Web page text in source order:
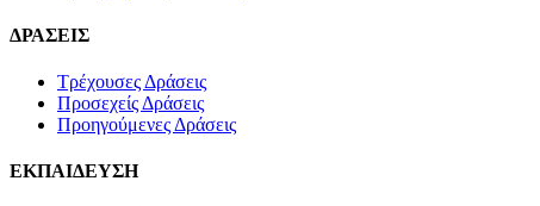
ΔΡΑΣΕΙΣ
Τρέχουσες Δράσεις
Προσεχείς Δράσεις
Προηγούμενες Δράσεις
ΕΚΠΑΙΔΕΥΣΗ